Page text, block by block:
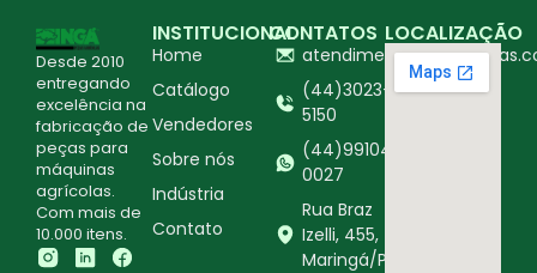
Desde 2010
entregando
excelência na
fabricação de
peças para
máquinas
agrícolas.
Com mais de
10.000 itens.
INSTITUCIONAL
Home
Catálogo
Vendedores
Sobre nós
Indústria
Contato
CONTATOS
(44)3023-
5150
(44)99104-
0027
Rua Braz
Izelli, 455,
Maringá/PR
LOCALIZAÇÃO